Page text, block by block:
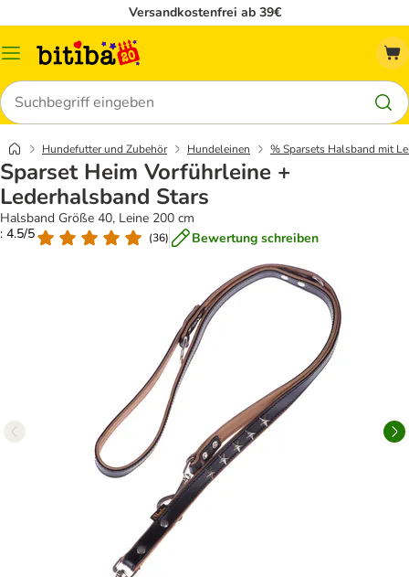
Versandkostenfrei ab 39€
Menü
Suchen
Hundefutter und Zubehör Hundeleinen % Sparsets Halsband mit
Sparset Heim Vorführleine +
Lederhalsband Stars
Halsband Größe 40, Leine 200 cm
: 4.5/5
(36) Bewertung schreiben